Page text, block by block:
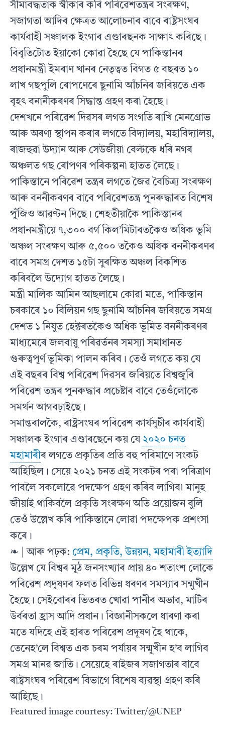
সীমাবদ্ধতাক স্বীকাৰ কৰি পৰিৱেশতন্ত্ৰৰ সংৰক্ষণ,
সজাগতা আদিৰ ক্ষেত্ৰত আলোচনাৰ বাবে ৰাষ্ট্ৰসংঘৰ
কাৰ্যবাহী সঞ্চালক ইংগাৰ এণ্ডাৰছনক সাক্ষাৎ কৰিছে।
বিবৃতিটোত ইয়াকো কোৱা হৈছে যে পাকিস্তানৰ
প্ৰধানমন্ত্ৰী ইমৰাণ খানৰ নেতৃত্বত বিগত ৫ বছৰত ১০
লাখ গছপুলি ৰোপণেৰে ছুনামি আঁচনিৰ জৰিয়তে এক
বৃহৎ বনানীকৰণৰ সিদ্ধান্ত গ্ৰহণ কৰা হৈছে।
দেশখনে পৰিৱেশ দিৱসৰ লগত সংগতি ৰাখি মেনগ্ৰোভ
আৰু অৰণ্য স্থাপন কৰাৰ লগতে বিদ্যালয়, মহাবিদ্যালয়,
ৰাজহুৱা উদ্যান আৰু সেউজীয়া বেল্টকে ধৰি নগৰ
অঞ্চলত গছ ৰোপণৰ পৰিকল্পনা হাতত লৈছে।
পাকিস্তানে পৰিৱেশ তন্ত্ৰৰ লগতে জৈৱ বৈচিত্ৰ্য সংৰক্ষণ
আৰু বননীকৰণৰ বাবে পৰিৱেশতন্ত্ৰ পুনৰুদ্ধাৰত বিশেষ
পুঁজিও আৱণ্টন দিছে। শেহতীয়াকৈ পাকিস্তানৰ
প্ৰধানমন্ত্ৰীয়ে ৭,৩০০ বৰ্গ কিল’মিটাৰতকৈও অধিক ভূমি
অঞ্চল সংৰক্ষণ আৰু ৫,৫০০ তকৈও অধিক বননীকৰণৰ
বাবে সমগ্ৰ দেশত ১৫টা সুৰক্ষিত অঞ্চল বিকশিত
কৰিবলৈ উদ্যোগ হাতত লৈছে।
মন্ত্ৰী মালিক আমিন আছলামে কোৱা মতে, পাকিস্তান
চৰকাৰে ১০ বিলিয়ন গছ ছুনামি আঁচনিৰ জৰিয়তে সমগ্ৰ
দেশত ১ নিযুত হেক্টৰতকৈও অধিক ভূমিত বননীকৰণৰ
মাধ্যমেৰে জলবায়ু পৰিৱৰ্তনৰ সমস্যা সমাধানত
গুৰুত্বপূৰ্ণ ভূমিকা পালন কৰিব। তেওঁ লগতে কয় যে
এই বছৰৰ বিশ্ব পৰিৱেশ দিৱসৰ জৰিয়তে বিশ্বজুৰি
পৰিৱেশ তন্ত্ৰৰ পুনৰুদ্ধাৰ প্ৰচেষ্টাৰ বাবে তেওঁলোকে
সমৰ্থন আগবঢ়াইছে।
সমান্তৰালকৈ, ৰাষ্ট্ৰসংঘৰ পৰিৱেশ কাৰ্যসূচীৰ কাৰ্যবাহী
সঞ্চালক ইংগাৰ এণ্ডাৰছেনে কয় যে ২০২০ চনত
মহামাৰীৰ লগতে প্ৰকৃতিৰ প্ৰতি বহু পৰিমাণে সংকট
আহিছিল। সেয়ে ২০২১ চনত এই সংকটৰ পৰা পৰিত্ৰাণ
পাবলৈ সকলোৱে পদক্ষেপ গ্ৰহণ কৰিব লাগিব৷ মানুহ
জীয়াই থাকিবলৈ প্ৰকৃতি সংৰক্ষণ অতি প্ৰয়োজন বুলি
তেওঁ উল্লেখ কৰি পাকিস্তানে লোৱা পদক্ষেপক প্ৰশংসা
কৰে।
❧ | আৰু পঢ়ক: প্ৰেম, প্ৰকৃতি, উন্নয়ন, মহামাৰী ইত্যাদি
উল্লেখ যে বিশ্বৰ মুঠ জনসংখ্যাৰ প্ৰায় ৪০ শতাংশ লোকে
পৰিৱেশ প্ৰদূষণৰ ফলত বিভিন্ন ধৰণৰ সমস্যাৰ সন্মুখীন
হৈছে। সেইবোৰৰ ভিতৰত খোৱা পানীৰ অভাৱ, মাটিৰ
উৰ্বৰতা হ্ৰাস আদি প্ৰধান। বিজ্ঞানীসকলে ধাৰণা কৰা
মতে যদিহে এই হাৰত পৰিৱেশ প্ৰদূষণ হৈ থাকে,
তেনেহ’লে বিশ্বত এক চৰম পৰ্যায়ৰ সন্মুখীন হ’ব লাগিব
সমগ্ৰ মানৱ জাতি। সেয়েহে ৰাইজৰ সজাগতাৰ বাবে
ৰাষ্ট্ৰসংঘৰ পৰিৱেশ বিভাগে বিশেষ ব্যৱস্থা গ্ৰহণ কৰি
আহিছে‌।
Featured image courtesy: Twitter/@UNEP